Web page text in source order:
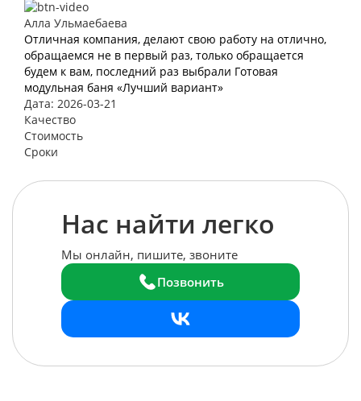
Алла Ульмаебаева
Отличная компания, делают свою работу на отлично,
обращаемся не в первый раз, только обращается
будем к вам, последний раз выбрали Готовая
модульная баня «Лучший вариант»
Дата: 2026-03-21
Качество
Стоимость
Сроки
Нас найти легко
Мы онлайн, пишите, звоните
Позвонить